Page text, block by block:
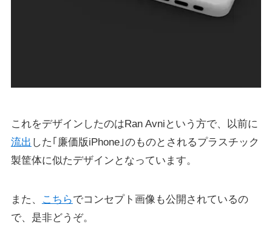
これをデザインしたのはRan Avniという方で、以前に
流出 した｢廉価版iPhone｣のものとされるプラスチック
製筐体に似たデザインとなっています。
また、 こちらでコンセプト画像も公開されているの
で、是非どうぞ。